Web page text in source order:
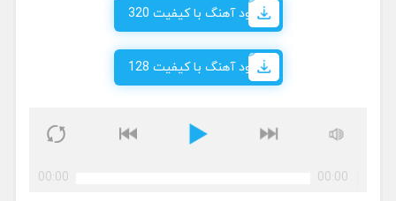
دانلود آهنگ با کیفیت 320
دانلود آهنگ با کیفیت 128
00:00
00:00